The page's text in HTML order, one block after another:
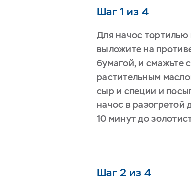
Шаг 1 из 4
Для начос тортилью
выложите на
бумагой, и смажьте
растительным
сыр и специи и
начос в разогретой
10 минут до
Шаг 2 из 4